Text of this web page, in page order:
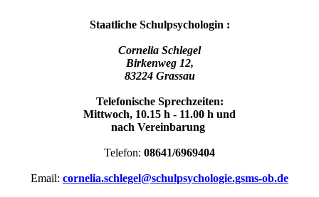
Staatliche Schulpsychologin :
Cornelia Schlegel
Birkenweg 12,
83224 Grassau
Telefonische Sprechzeiten:
Mittwoch, 10.15 h - 11.00 h und
nach Vereinbarung
Telefon: 08641/6969404
Email: cornelia.schlegel@schulpsychologie.gsms-ob.de